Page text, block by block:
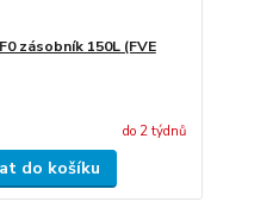
zásobník 150L (FVE
do 2 týdnů
do košíku